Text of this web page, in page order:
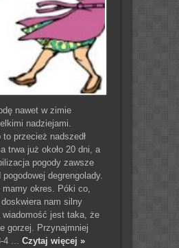
nawet w zimie
nadziejami.
przecież nadszedł
trwa już około 20 dni, a
pogody zawsze
degrengolady.
mamy okres. Póki co,
nam silny
wiadomość jest taka, że
gorzej. Przynajmniej
4 ... Czytaj więcej »